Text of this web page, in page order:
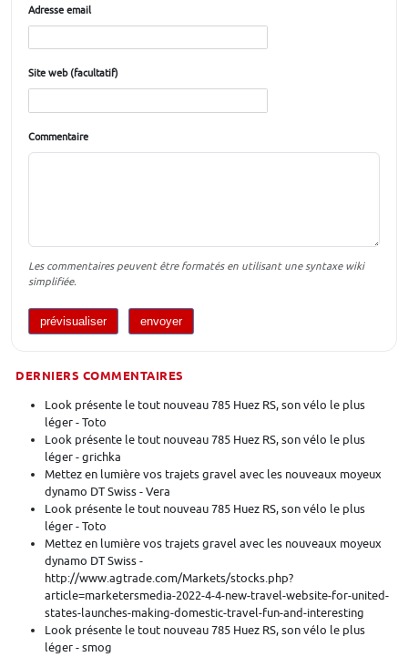
Adresse email
Site web (facultatif)
Commentaire
Les commentaires peuvent être formatés en utilisant une syntaxe wiki
simplifiée.
DERNIERS COMMENTAIRES
Look présente le tout nouveau 785 Huez RS, son vélo le plus
léger - Toto
Look présente le tout nouveau 785 Huez RS, son vélo le plus
léger - grichka
Mettez en lumière vos trajets gravel avec les nouveaux moyeux
dynamo DT Swiss - Vera
Look présente le tout nouveau 785 Huez RS, son vélo le plus
léger - Toto
Mettez en lumière vos trajets gravel avec les nouveaux moyeux
dynamo DT Swiss -
http://www.agtrade.com/Markets/stocks.php?
article=marketersmedia-2022-4-4-new-travel-website-for-united-
states-launches-making-domestic-travel-fun-and-interesting
Look présente le tout nouveau 785 Huez RS, son vélo le plus
léger - smog